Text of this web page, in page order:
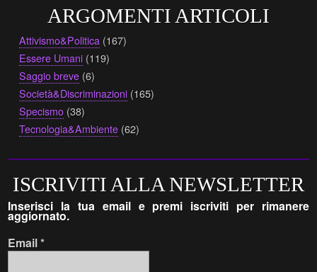
ARGOMENTI ARTICOLI
Attivismo&Politica (167)
Essere Umani (119)
Saggio breve (6)
Società&Discriminazioni (165)
Specismo (38)
Tecnologia&Ambiente (62)
ISCRIVITI ALLA NEWSLETTER
Inserisci la tua email e premi iscriviti per rimanere
aggiornato.
Email*